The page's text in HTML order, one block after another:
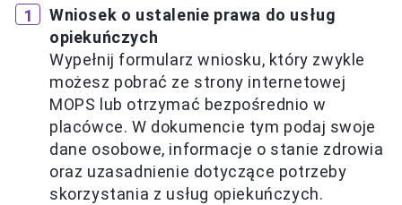
Wniosek o ustalenie prawa do usług
opiekuńczych
Wypełnij formularz wniosku, który zwykle
możesz pobrać ze strony internetowej
MOPS lub otrzymać bezpośrednio w
placówce. W dokumencie tym podaj swoje
dane osobowe, informacje o stanie zdrowia
oraz uzasadnienie dotyczące potrzeby
skorzystania z usług opiekuńczych.